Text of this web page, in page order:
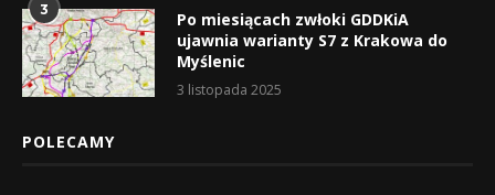
3
Po miesiącach zwłoki GDDKiA
ujawnia warianty S7 z Krakowa do
Myślenic
3 listopada 2025
POLECAMY